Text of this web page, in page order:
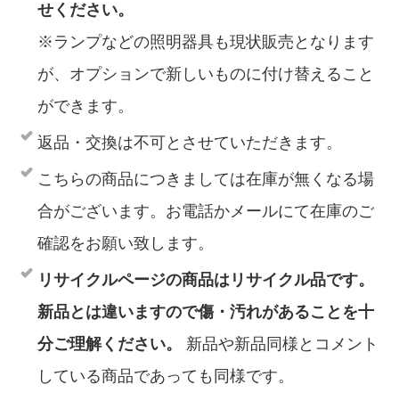
せください。
※ランプなどの照明器具も現状販売となります
が、オプションで新しいものに付け替えること
ができます。
返品・交換は不可とさせていただきます。
こちらの商品につきましては在庫が無くなる場
合がございます。お電話かメールにて在庫のご
確認をお願い致します。
リサイクルページの商品はリサイクル品です。
新品とは違いますので傷・汚れがあることを十
分ご理解ください。
新品や新品同様とコメント
している商品であっても同様です。